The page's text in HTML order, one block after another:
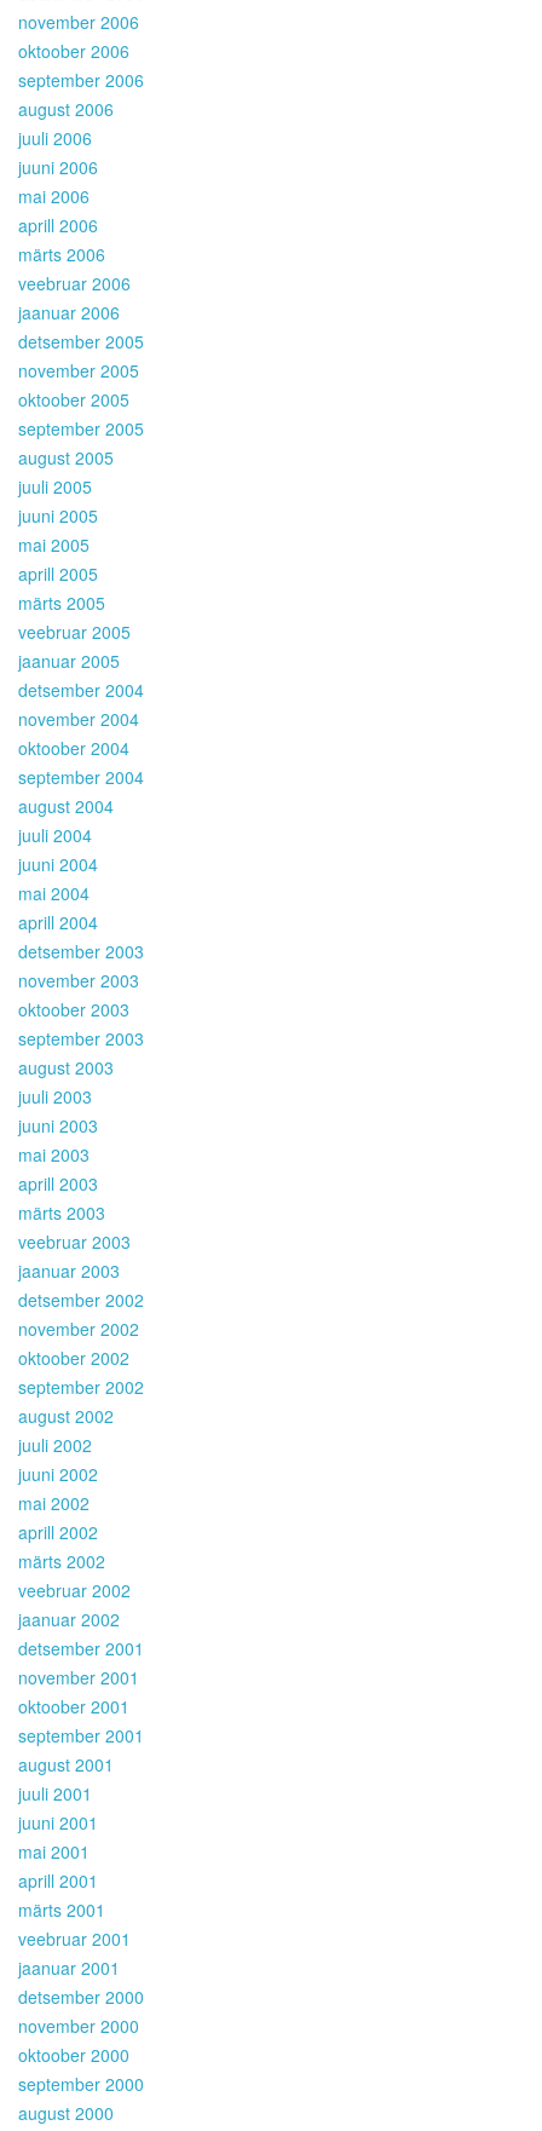
november 2006
oktoober 2006
september 2006
august 2006
juuli 2006
juuni 2006
mai 2006
aprill 2006
märts 2006
veebruar 2006
jaanuar 2006
detsember 2005
november 2005
oktoober 2005
september 2005
august 2005
juuli 2005
juuni 2005
mai 2005
aprill 2005
märts 2005
veebruar 2005
jaanuar 2005
detsember 2004
november 2004
oktoober 2004
september 2004
august 2004
juuli 2004
juuni 2004
mai 2004
aprill 2004
detsember 2003
november 2003
oktoober 2003
september 2003
august 2003
juuli 2003
juuni 2003
mai 2003
aprill 2003
märts 2003
veebruar 2003
jaanuar 2003
detsember 2002
november 2002
oktoober 2002
september 2002
august 2002
juuli 2002
juuni 2002
mai 2002
aprill 2002
märts 2002
veebruar 2002
jaanuar 2002
detsember 2001
november 2001
oktoober 2001
september 2001
august 2001
juuli 2001
juuni 2001
mai 2001
aprill 2001
märts 2001
veebruar 2001
jaanuar 2001
detsember 2000
november 2000
oktoober 2000
september 2000
august 2000